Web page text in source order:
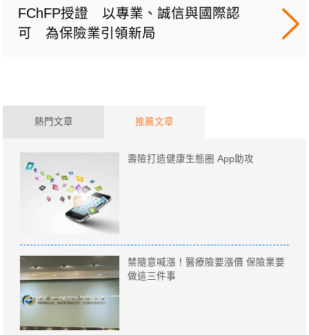
FChFP授證 以專業、誠信與國際認
可 為保險業引領新局
熱門文章 推薦文章
壽險打造健康生態圈 App助攻
禁隨意喊漲！醫療險要漲價 保險業要
做這三件事